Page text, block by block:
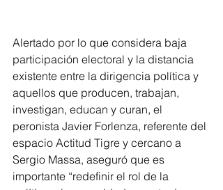
Alertado por lo que considera baja
participación electoral y la distancia
existente entre la dirigencia política y
aquellos que producen, trabajan,
investigan, educan y curan, el
peronista Javier Forlenza, referente del
espacio Actitud Tigre y cercano a
Sergio Massa, aseguró que es
importante “redefinir el rol de la